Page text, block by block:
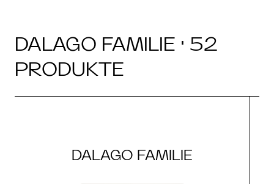
DALAGO FAMILIE · 52
PRODUKTE
DALAGO FAMILIE